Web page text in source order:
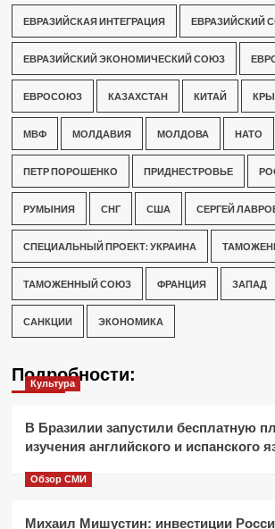
ЕВРАЗИЙСКАЯ ИНТЕГРАЦИЯ ЕВРАЗИЙСКИЙ
ЕВРАЗИЙСКИЙ ЭКОНОМИЧЕСКИЙ СОЮЗ
ЕВРОСОЮЗ КАЗАХСТАН КИТАЙ
МВФ МОЛДАВИЯ МОЛДОВА НАТО
ПЕТР ПОРОШЕНКО ПРИДНЕСТРОВЬЕ
РУМЫНИЯ СНГ США СЕРГЕЙ
СПЕЦИАЛЬНЫЙ ПРОЕКТ: УКРАИНА
ТАМОЖЕННЫЙ СОЮЗ ФРАНЦИЯ ЗАПАД
САНКЦИИ ЭКОНОМИКА
Подробности:
Культура
В Бразилии запустили бесплатную
изучения английского и испанского
Обзор СМИ
Михаил Мишустин: инвестиции